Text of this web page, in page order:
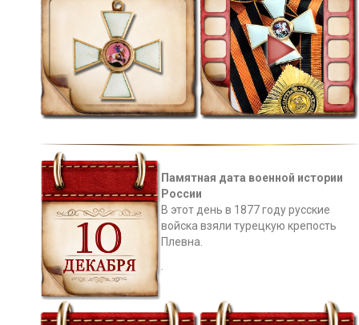
Памятная дата военной истории
России
В этот день в 1877 году русские
войска взяли турецкую крепость
Плевна.